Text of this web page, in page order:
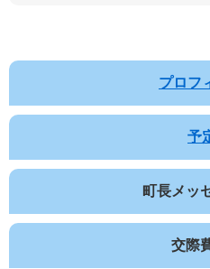
プロフ
予
町長メッ
交際